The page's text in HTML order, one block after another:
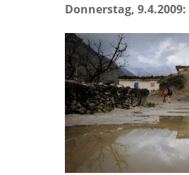
Donnerstag, 9.4.2009: